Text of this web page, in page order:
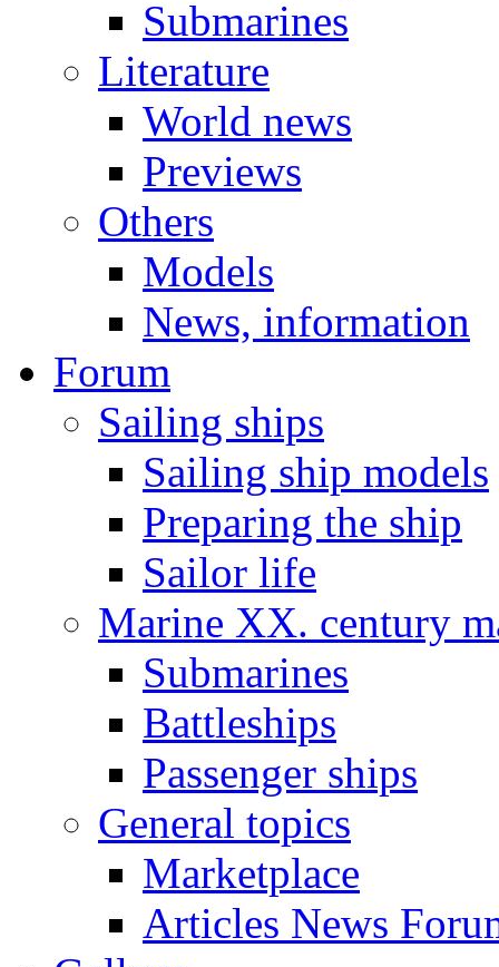
Submarines
Literature
World news
Previews
Others
Models
News, information
Forum
Sailing ships
Sailing ship models
Preparing the ship
Sailor life
Marine XX. century
Submarines
Battleships
Passenger ships
General topics
Marketplace
Articles News